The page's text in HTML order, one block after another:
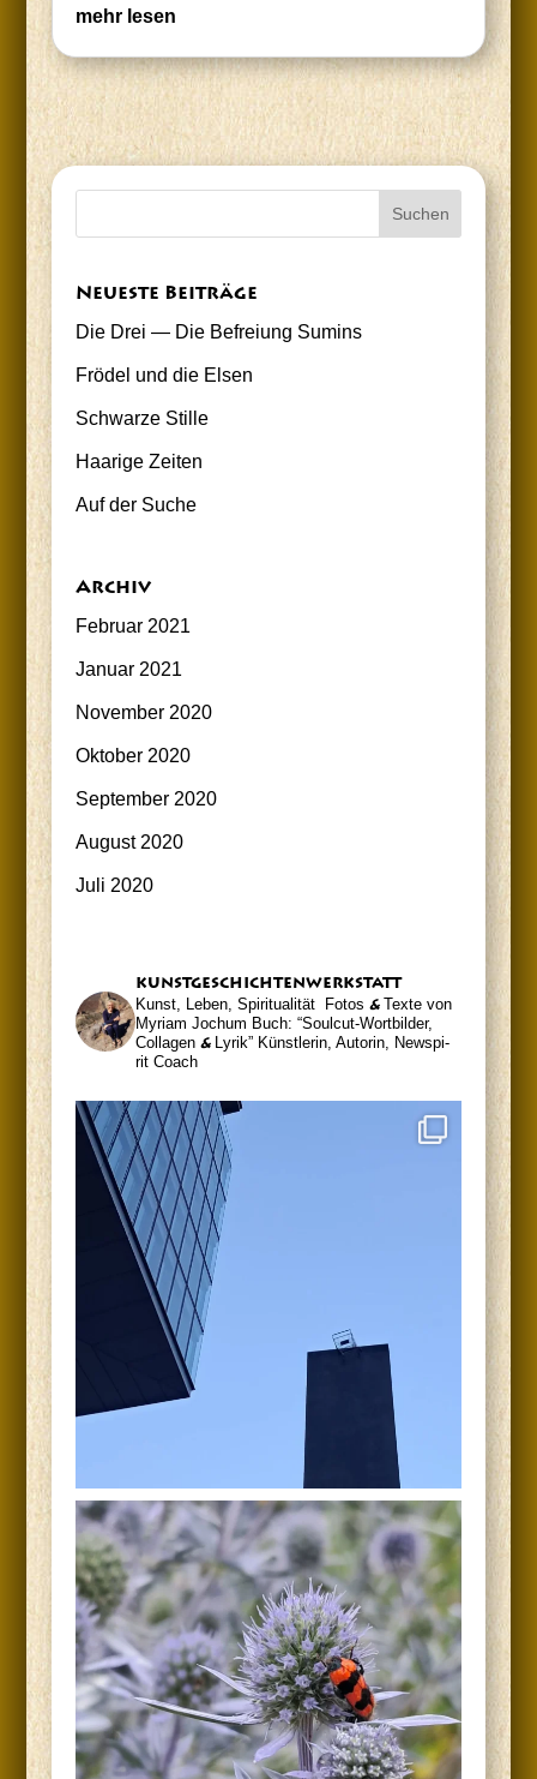
mehr lesen
Neu­es­te Beiträge
Die Drei — Die Befrei­ung Sumins
Frö­del und die Elsen
Schwar­ze Stille
Haa­ri­ge Zeiten
Auf der Suche
Archiv
Februar 2021
Januar 2021
November 2020
Oktober 2020
September 2020
August 2020
Juli 2020
kunst­ge­schich­ten­werk­statt
Kunst, Leben, Spiritualität Fotos &Tex­te von
Myri­am Jochum Buch: “Soul­cut-Wort­bil­der,
Col­la­gen &Lyrik”Künst­le­rin, Autorin, News­pi­
rit Coach